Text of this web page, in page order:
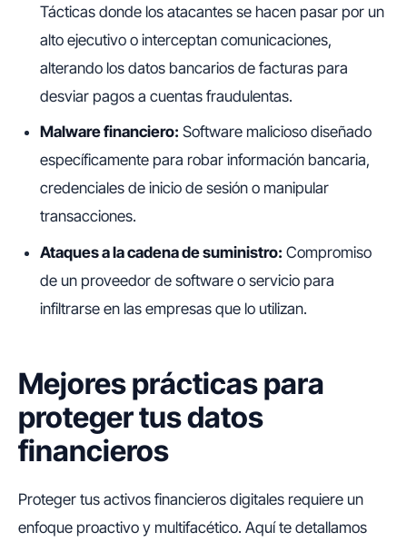
Tácticas donde los atacantes se hacen pasar por un
alto ejecutivo o interceptan comunicaciones,
alterando los datos bancarios de facturas para
desviar pagos a cuentas fraudulentas.
Malware financiero: Software malicioso diseñado
específicamente para robar información bancaria,
credenciales de inicio de sesión o manipular
transacciones.
Ataques a la cadena de suministro: Compromiso
de un proveedor de software o servicio para
infiltrarse en las empresas que lo utilizan.
Mejores prácticas para
proteger tus datos
financieros
Proteger tus activos financieros digitales requiere un
enfoque proactivo y multifacético. Aquí te detallamos